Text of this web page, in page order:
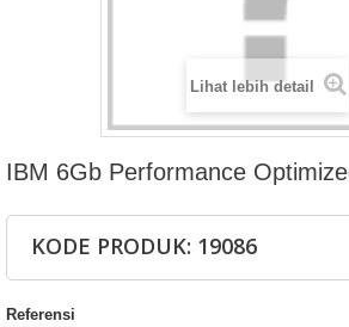
Lihat lebih detail
IBM 6Gb Performance
KODE PRODUK: 19086
Referensi